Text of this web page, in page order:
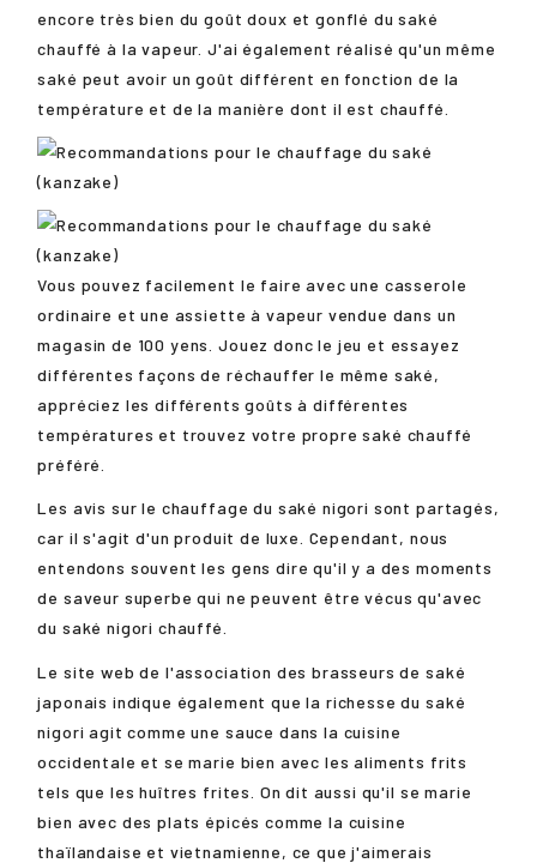
encore très bien du goût doux et gonflé du saké
chauffé à la vapeur. J'ai également réalisé qu'un même
saké peut avoir un goût différent en fonction de la
température et de la manière dont il est chauffé.
Vous pouvez facilement le faire avec une casserole
ordinaire et une assiette à vapeur vendue dans un
magasin de 100 yens. Jouez donc le jeu et essayez
différentes façons de réchauffer le même saké,
appréciez les différents goûts à différentes
températures et trouvez votre propre saké chauffé
préféré.
Les avis sur le chauffage du saké nigori sont partagés,
car il s'agit d'un produit de luxe. Cependant, nous
entendons souvent les gens dire qu'il y a des moments
de saveur superbe qui ne peuvent être vécus qu'avec
du saké nigori chauffé.
Le site web de l'association des brasseurs de saké
japonais indique également que la richesse du saké
nigori agit comme une sauce dans la cuisine
occidentale et se marie bien avec les aliments frits
tels que les huîtres frites. On dit aussi qu'il se marie
bien avec des plats épicés comme la cuisine
thaïlandaise et vietnamienne, ce que j'aimerais